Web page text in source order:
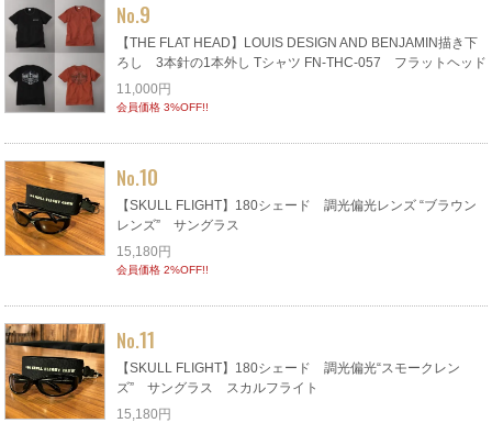
No.9
【THE FLAT HEAD】LOUIS DESIGN AND BENJAMIN描き下
ろし 3本針の1本外し Tシャツ FN-THC-057 フラットヘッド
11,000円
会員価格 3%OFF!!
No.10
【SKULL FLIGHT】180シェード 調光偏光レンズ “ブラウン
レンズ” サングラス
15,180円
会員価格 2%OFF!!
No.11
【SKULL FLIGHT】180シェード 調光偏光“スモークレン
ズ” サングラス スカルフライト
15,180円